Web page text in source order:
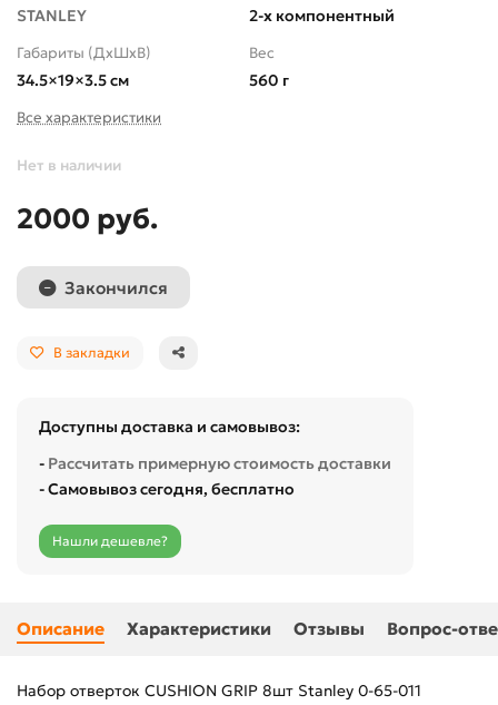
STANLEY 2-х компонентный
Габариты (ДхШхВ)
34.5×19×3.5 см
Вес
560 г
Все характеристики
Нет в наличии
2000 руб.
Закончился
В закладки
Доступны доставка и самовывоз:
- Рассчитать примерную стоимость доставки
- Самовывоз сегодня, бесплатно
Нашли дешевле?
Описание Характеристики Отзывы Вопрос-
Набор отверток CUSHION GRIP 8шт Stanley 0-65-011